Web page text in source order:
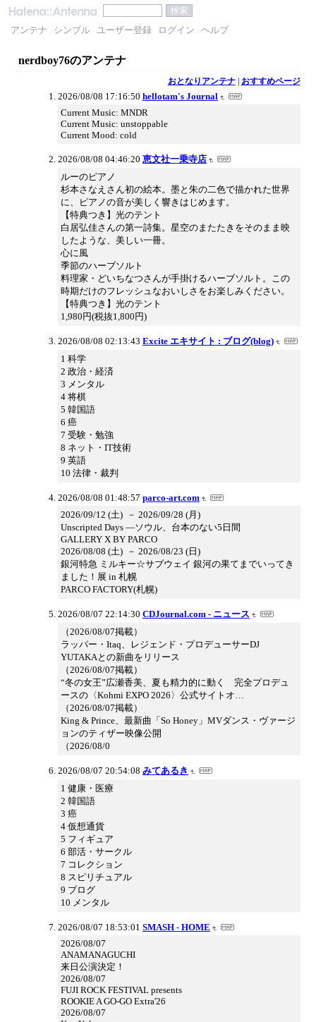
アンテナ シンプル ユーザー登録 ログイン ヘルプ
nerdboy76のアンテナ
おとなりアンテナ| おすすめページ
2026/08/08 17:16:50 hellotam's Journal
Current Music: MNDR
Current Music: unstoppable
Current Mood: cold
2026/08/08 04:46:20 恵文社一乗寺店
ルーのピアノ
杉本さなえさん初の絵本。墨と朱の二色で描かれた世界
に、ピアノの音が美しく響きはじめます。
【特典つき】光のテント
白居弘佳さんの第一詩集。星空のまたたきをそのまま映
したような、美しい一冊。
心に風
季節のハーブソルト
料理家・どいちなつさんが手掛けるハーブソルト。この
時期だけのフレッシュなおいしさをお楽しみください。
【特典つき】光のテント
1,980円(税抜1,800円)
2026/08/08 02:13:43 Excite エキサイト : ブログ(blog)
1 科学
2 政治・経済
3 メンタル
4 将棋
5 韓国語
6 癌
7 受験・勉強
8 ネット・IT技術
9 英語
10 法律・裁判
2026/08/08 01:48:57 parco-art.com
2026/09/12 (土) － 2026/09/28 (月)
Unscripted Days —ソウル、台本のない5日間
GALLERY X BY PARCO
2026/08/08 (土) － 2026/08/23 (日)
銀河特急 ミルキー☆サブウェイ 銀河の果てまでいってき
ました！展 in 札幌
PARCO FACTORY(札幌)
2026/08/07 22:14:30 CDJournal.com - ニュース
（2026/08/07掲載）
ラッパー・Itaq、レジェンド・プロデューサーDJ
YUTAKAとの新曲をリリース
（2026/08/07掲載）
“冬の女王”広瀬香美、夏も精力的に動く 完全プロデュ
ースの〈Kohmi EXPO 2026〉公式サイトオ…
（2026/08/07掲載）
King & Prince、最新曲「So Honey」MVダンス・ヴァージ
ョンのティザー映像公開
（2026/08/0
2026/08/07 20:54:08 みてあるき
1 健康・医療
2 韓国語
3 癌
4 仮想通貨
5 フィギュア
6 部活・サークル
7 コレクション
8 スピリチュアル
9 ブログ
10 メンタル
2026/08/07 18:53:01 SMASH - HOME
2026/08/07
ANAMANAGUCHI
来日公演決定！
2026/08/07
FUJI ROCK FESTIVAL presents
ROOKIE A GO-GO Extra'26
2026/08/07